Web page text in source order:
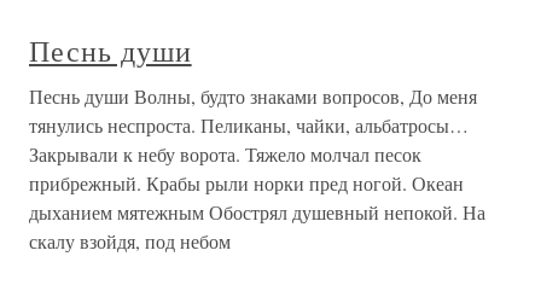
Песнь души
Песнь души Волны, будто знаками вопросов, До меня
тянулись неспроста. Пеликаны, чайки, альбатросы…
Закрывали к небу ворота. Тяжело молчал песок
прибрежный. Крабы рыли норки пред ногой. Океан
дыханием мятежным Обострял душевный непокой. На
скалу взойдя, под небом